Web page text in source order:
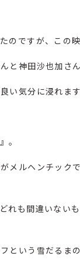
のですが、この
と神田沙也加さ
い気分に浸れます
。
メルヘンチック
れも間違いない
いう雪だるま